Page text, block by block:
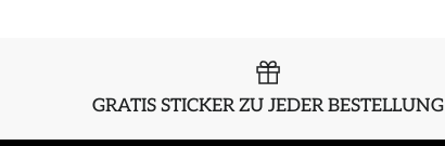
GRATIS STICKER ZU JEDER BESTELLUNG